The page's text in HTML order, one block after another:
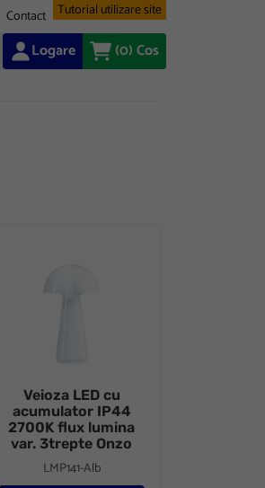
Contact Tutorial utilizare site
Logare (0)Cos
Veioza LED cu
acumulator IP44
2700K flux lumina
var. 3trepte Onzo
LMP141-Alb